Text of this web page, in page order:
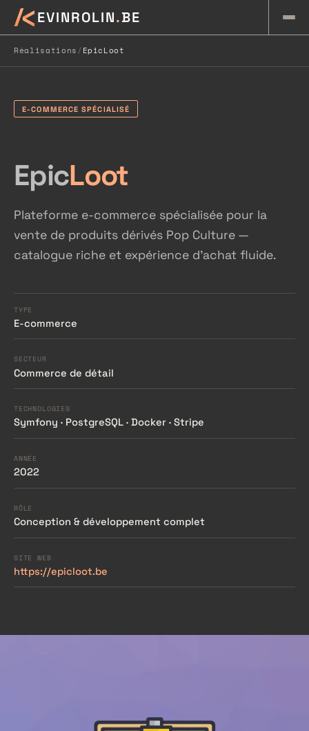
KEVINROLIN.BE
Réalisations/ EpicLoot
E-COMMERCE SPÉCIALISÉ
EpicLoot
Plateforme e-commerce spécialisée pour la
vente de produits dérivés Pop Culture —
catalogue riche et expérience d'achat fluide.
TYPE
E-commerce
SECTEUR
Commerce de détail
TECHNOLOGIES
Symfony · PostgreSQL · Docker · Stripe
ANNÉE
2022
RÔLE
Conception & développement complet
SITE WEB
https://epicloot.be